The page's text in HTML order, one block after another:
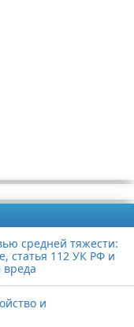
средней тяжести:
статья 112 УК РФ и
и